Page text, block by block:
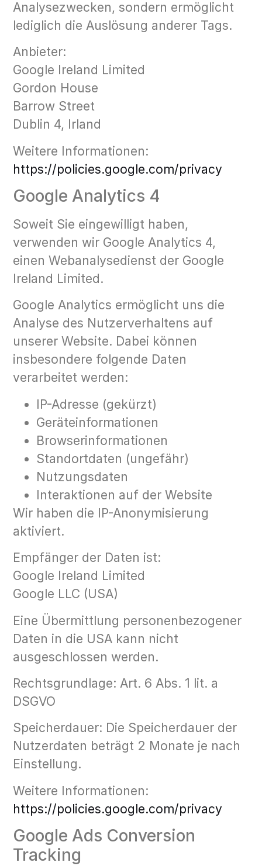
Analysezwecken, sondern ermöglicht
lediglich die Auslösung anderer Tags.
Anbieter:
Google Ireland Limited
Gordon House
Barrow Street
Dublin 4, Irland
Weitere Informationen:
https://policies.google.com/privacy
Google Analytics 4
Soweit Sie eingewilligt haben,
verwenden wir Google Analytics 4,
einen Webanalysedienst der Google
Ireland Limited.
Google Analytics ermöglicht uns die
Analyse des Nutzerverhaltens auf
unserer Website. Dabei können
insbesondere folgende Daten
verarbeitet werden:
IP-Adresse (gekürzt)
Geräteinformationen
Browserinformationen
Standortdaten (ungefähr)
Nutzungsdaten
Interaktionen auf der Website
Wir haben die IP-Anonymisierung
aktiviert.
Empfänger der Daten ist:
Google Ireland Limited
Google LLC (USA)
Eine Übermittlung personenbezogener
Daten in die USA kann nicht
ausgeschlossen werden.
Rechtsgrundlage: Art. 6 Abs. 1 lit. a
DSGVO
Speicherdauer: Die Speicherdauer der
Nutzerdaten beträgt 2 Monate je nach
Einstellung.
Weitere Informationen:
https://policies.google.com/privacy
Google Ads Conversion
Tracking